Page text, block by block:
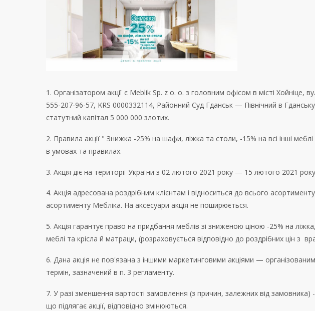
1. Організатором акції є Meblik Sp. z o. o. з головним офісом в місті Хойніце,
555-207-96-57, KRS 0000332114, Районний Суд Гданськ — Північний в
статутний капітал 5 000 000 злотих.
2. Правила акції " Знижка -25% на шафи, ліжка та столи, -15% на всі інші
в умовах та правилах.
3. Акція діє на території України з 02 лютого 2021 року — 15 лютого 2021
4. Акція адресована роздрібним клієнтам і відноситься до всього
асортименту Мебліка. На аксесуари акція не поширюється.
5. Акція гарантує право на придбання меблів зі зниженою ціною -25% на
меблі та крісла й матраци, (розраховується відповідно до роздрібних цін з
6. Дана акція не пов'язана з іншими маркетинговими акціями —
термін, зазначений в п. 3 регламенту.
7. У разі зменшення вартості замовлення (з причин, залежних від замовника) -
що підлягає акції, відповідно змінюються.